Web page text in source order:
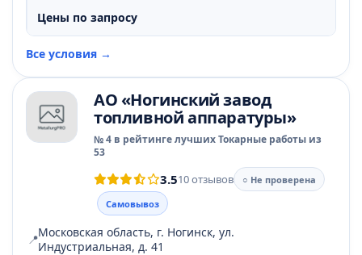
Цены по запросу
Все условия →
АО «Ногинский завод
топливной аппаратуры»
№ 4 в рейтинге лучших Токарные работы из
53
3.510 отзывов
○ Не проверена
Самовывоз
📍Московская область, г. Ногинск, ул.
Индустриальная, д. 41